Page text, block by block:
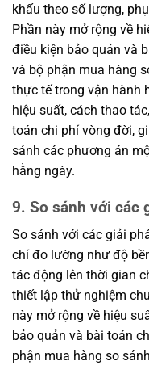
khấu theo số lượng,
Phần này mở rộng về
điều kiện bảo quản và
và bộ phận mua hàng
thực tế trong vận hành
hiệu suất, cách thao
toán chi phí vòng đời,
sánh các phương án
hằng ngày.
9. So sánh với các
So sánh với các giải
chí đo lường như độ
tác động lên thời gian
thiết lập thử nghiệm
này mở rộng về hiệu
bảo quản và bài toán
phận mua hàng so